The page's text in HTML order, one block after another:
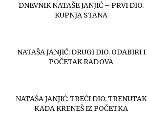
DNEVNIK NATAŠE JANJIĆ – PRVI DIO.
KUPNJA STANA
NATAŠA JANJIĆ: DRUGI DIO. ODABIRI I
POČETAK RADOVA
NATAŠA JANJIĆ: TREĆI DIO. TRENUTAK
KADA KRENEŠ IZ POČETKA